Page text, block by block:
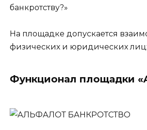
банкротству?»
На площадке допускается
физических и юридических лиц:
Функционал площадки